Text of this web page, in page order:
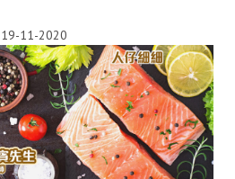
19-11-2020